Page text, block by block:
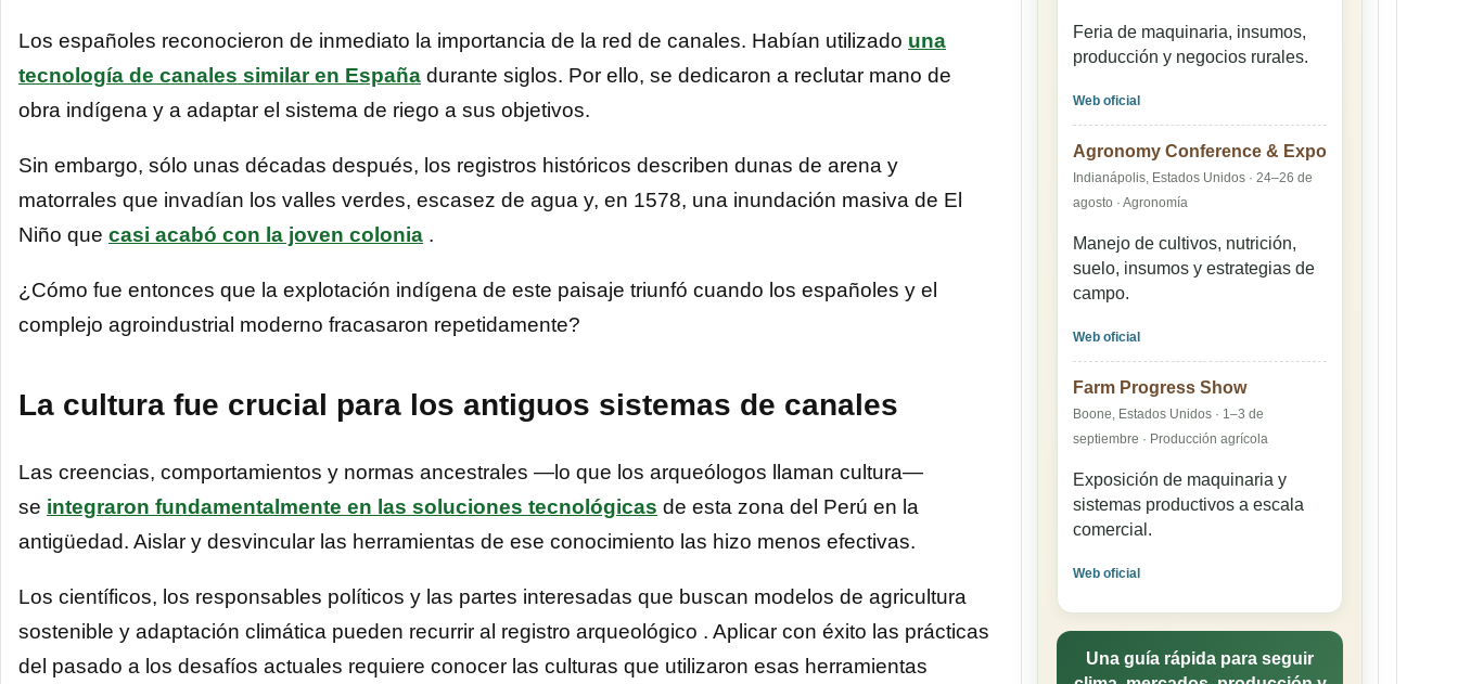
Los españoles reconocieron de inmediato la importancia de la red de canales. Habían utilizado una
tecnología de canales similar en España durante siglos. Por ello, se dedicaron a reclutar mano de
obra indígena y a adaptar el sistema de riego a sus objetivos.
Sin embargo, sólo unas décadas después, los registros históricos describen dunas de arena y
matorrales que invadían los valles verdes, escasez de agua y, en 1578, una inundación masiva de El
Niño que casi acabó con la joven colonia .
¿Cómo fue entonces que la explotación indígena de este paisaje triunfó cuando los españoles y el
complejo agroindustrial moderno fracasaron repetidamente?
La cultura fue crucial para los antiguos sistemas de canales
Las creencias, comportamientos y normas ancestrales —lo que los arqueólogos llaman cultura—
se integraron fundamentalmente en las soluciones tecnológicas de esta zona del Perú en la
antigüedad. Aislar y desvincular las herramientas de ese conocimiento las hizo menos efectivas.
Los científicos, los responsables políticos y las partes interesadas que buscan modelos de agricultura
sostenible y adaptación climática pueden recurrir al registro arqueológico . Aplicar con éxito las prácticas
del pasado a los desafíos actuales requiere conocer las culturas que utilizaron esas herramientas
Feria de maquinaria, insumos,
producción y negocios rurales.
Web oficial
Agronomy Conference & Expo
Indianápolis, Estados Unidos · 24–26 de
agosto · Agronomía
Manejo de cultivos, nutrición,
suelo, insumos y estrategias de
campo.
Web oficial
Farm Progress Show
Boone, Estados Unidos · 1–3 de
septiembre · Producción agrícola
Exposición de maquinaria y
sistemas productivos a escala
comercial.
Web oficial
Una guía rápida para seguir